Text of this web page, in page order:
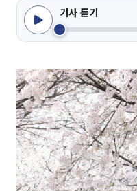
기사 듣기